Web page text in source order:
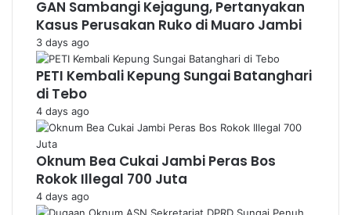
GAN Sambangi Kejagung, Pertanyakan
Kasus Perusakan Ruko di Muaro Jambi
3 days ago
PETI Kembali Kepung Sungai Batanghari
di Tebo
4 days ago
Oknum Bea Cukai Jambi Peras Bos
Rokok Illegal 700 Juta
4 days ago